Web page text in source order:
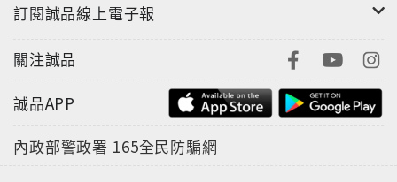
世界第一，
元的想法，我該支持他嗎？】
汪培珽說：世界是被努力的人創造出來的，
訂閱誠品線上電子報
關注誠品
誠品APP
內政部警政署 165全民防騙網